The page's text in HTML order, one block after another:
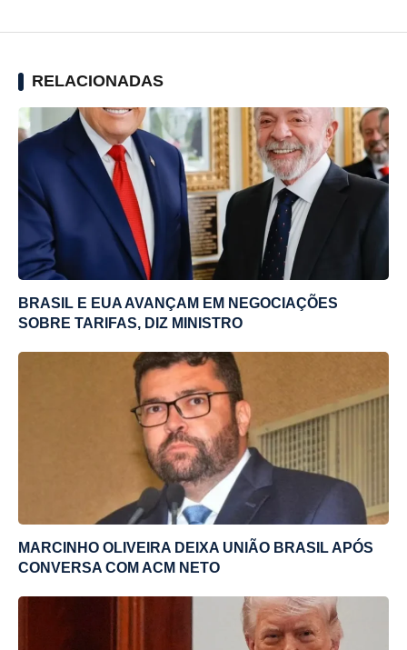
RELACIONADAS
BRASIL E EUA AVANÇAM EM NEGOCIAÇÕES
SOBRE TARIFAS, DIZ MINISTRO
MARCINHO OLIVEIRA DEIXA UNIÃO BRASIL APÓS
CONVERSA COM ACM NETO